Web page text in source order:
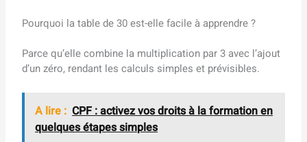
Pourquoi la table de 30 est-elle facile à apprendre ?
Parce qu’elle combine la multiplication par 3 avec l’ajout
d’un zéro, rendant les calculs simples et prévisibles.
A lire : CPF : activez vos droits à la formation en
quelques étapes simples